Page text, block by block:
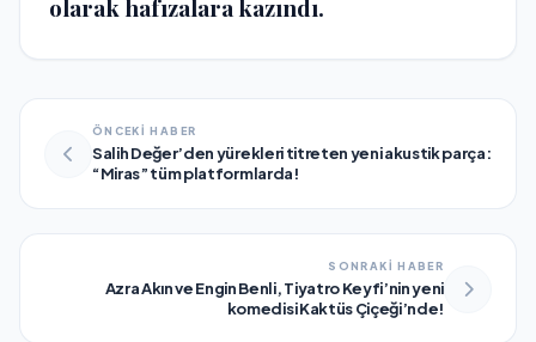
olarak hafızalara kazındı.
ÖNCEKİ HABER
Salih Değer’den yürekleri titreten yeni akustik parça:
“Miras” tüm platformlarda!
SONRAKİ HABER
Azra Akın ve Engin Benli, Tiyatro Keyfi’nin yeni
komedisi Kaktüs Çiçeği’nde!